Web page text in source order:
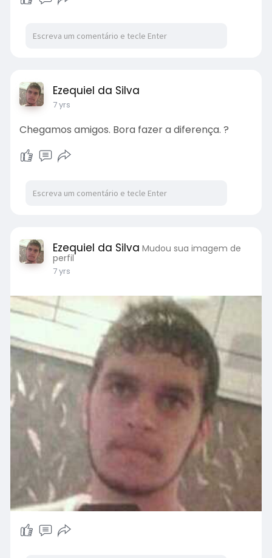
Ezequiel da Silva
7 yrs
Chegamos amigos. Bora fazer a diferença. ?
Ezequiel da Silva Mudou sua imagem de
perfil
7 yrs